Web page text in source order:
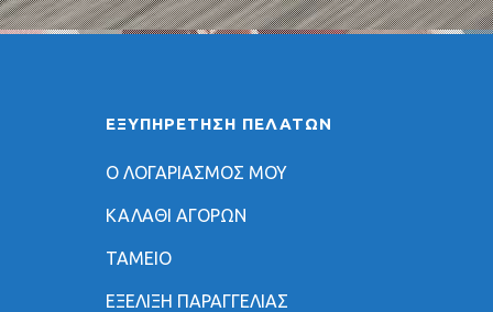
ΕΞΥΠΗΡΈΤΗΣΗ ΠΕΛΑΤΏΝ
Ο ΛΟΓΑΡΙΑΣΜΟΣ ΜΟΥ
ΚΑΛΑΘΙ ΑΓΟΡΩΝ
ΤΑΜΕΙΟ
ΕΞΕΛΙΞΗ ΠΑΡΑΓΓΕΛΙΑΣ